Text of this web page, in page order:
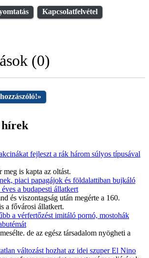
Kapcsolatfelvétel
(0)
»
hírek
fejleszt a rák három súlyos típusával
meg is kapta az oltást.
piaci papagájok és földalattiban bujkáló
a budapesti állatkert
és viszontagság után megérte a 160.
a fővárosi állatkert.
a vérfertőzést imitáló pornó, mostohák
de az egész társadalom nyögheti a
változást hozhat az idei szuper El Nino